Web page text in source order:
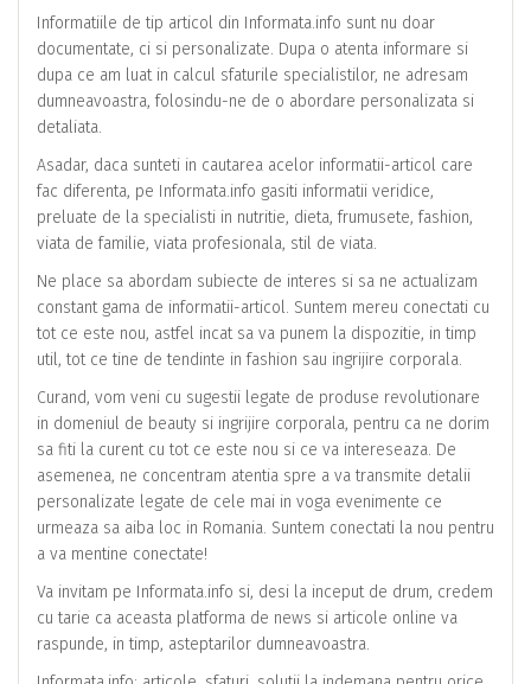
Informatiile de tip articol din Informata.info sunt nu doar
documentate, ci si personalizate. Dupa o atenta informare si
dupa ce am luat in calcul sfaturile specialistilor, ne adresam
dumneavoastra, folosindu-ne de o abordare personalizata si
detaliata.
Asadar, daca sunteti in cautarea acelor informatii-articol care
fac diferenta, pe Informata.info gasiti informatii veridice,
preluate de la specialisti in nutritie, dieta, frumusete, fashion,
viata de familie, viata profesionala, stil de viata.
Ne place sa abordam subiecte de interes si sa ne actualizam
constant gama de informatii-articol. Suntem mereu conectati cu
tot ce este nou, astfel incat sa va punem la dispozitie, in timp
util, tot ce tine de tendinte in fashion sau ingrijire corporala.
Curand, vom veni cu sugestii legate de produse revolutionare
in domeniul de beauty si ingrijire corporala, pentru ca ne dorim
sa fiti la curent cu tot ce este nou si ce va intereseaza. De
asemenea, ne concentram atentia spre a va transmite detalii
personalizate legate de cele mai in voga evenimente ce
urmeaza sa aiba loc in Romania. Suntem conectati la nou pentru
a va mentine conectate!
Va invitam pe Informata.info si, desi la inceput de drum, credem
cu tarie ca aceasta platforma de news si articole online va
raspunde, in timp, asteptarilor dumneavoastra.